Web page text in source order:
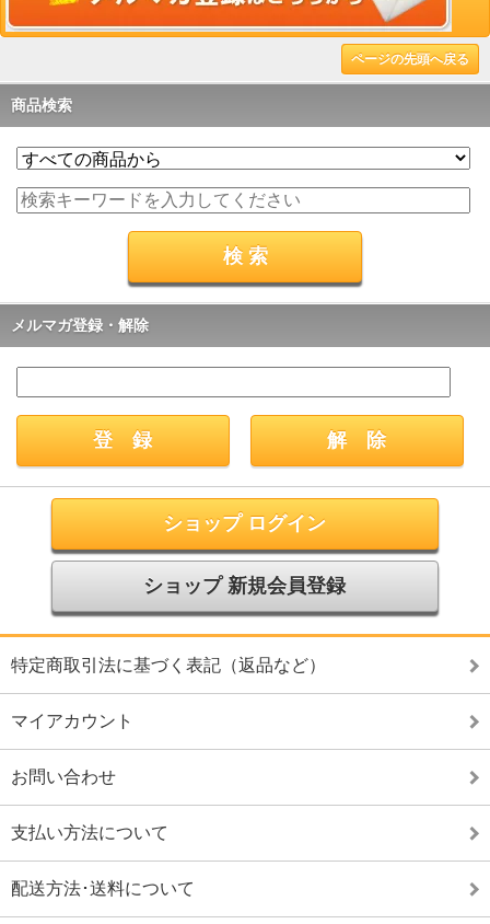
ページの先頭へ戻る
商品検索
メルマガ登録・解除
ショップ ログイン
ショップ 新規会員登録
特定商取引法に基づく表記（返品など）
マイアカウント
お問い合わせ
支払い方法について
配送方法･送料について